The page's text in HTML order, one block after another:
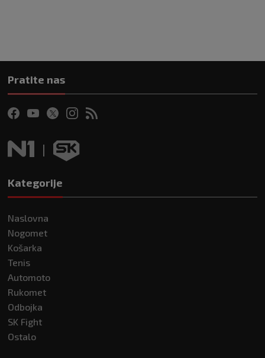
Pratite nas
Kategorije
Naslovna
Nogomet
Košarka
Tenis
Automoto
Rukomet
Odbojka
SK Fight
Ostalo